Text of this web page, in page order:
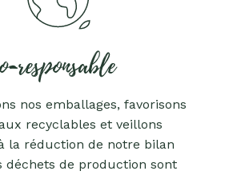
responsable
nos emballages, favorisons
recyclables et veillons
la réduction de notre bilan
déchets de production sont